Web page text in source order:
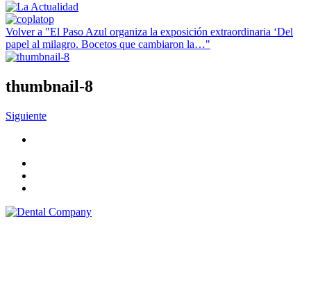
Volver a "El Paso Azul organiza la exposición extraordinaria ‘Del
papel al milagro. Bocetos que cambiaron la…"
thumbnail-8
Siguiente